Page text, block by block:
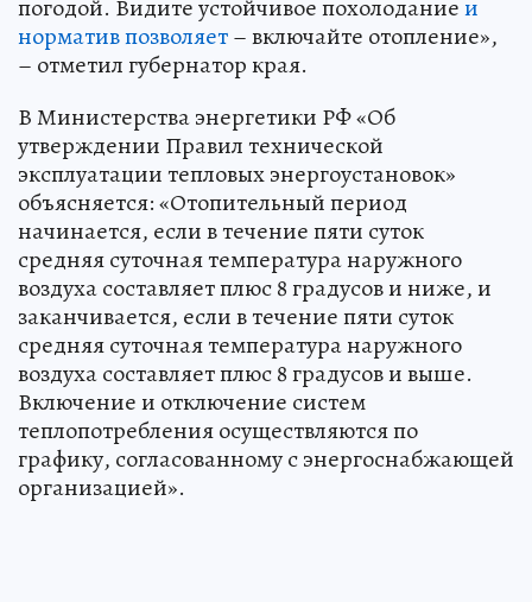
погодой. Видите устойчивое похолоданиеи
норматив позволяет– включайте отопление»,
– отметил губернатор края.
В Министерства энергетики РФ «Об
утверждении Правил технической
эксплуатации тепловых энергоустановок»
объясняется: «Отопительный период
начинается, если в течение пяти суток
средняя суточная температура наружного
воздуха составляет плюс 8 градусов и ниже, и
заканчивается, если в течение пяти суток
средняя суточная температура наружного
воздуха составляет плюс 8 градусов и выше.
Включение и отключение систем
теплопотребления осуществляются по
графику, согласованному с энергоснабжающей
организацией».